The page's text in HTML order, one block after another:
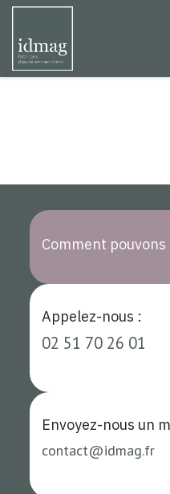
Se rendre au contenu
Comment
Appelez-nous :
02 51 70 26 01
Envoyez-nous un
contact@idmag.fr